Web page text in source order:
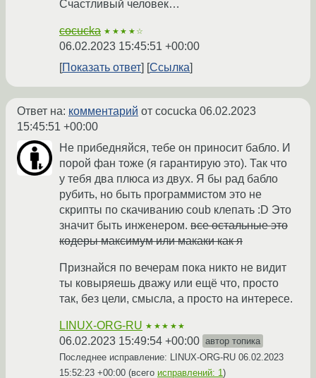
Счастливый человек…
cocucka ★★★★☆
06.02.2023 15:45:51 +00:00
Показать ответ
Ссылка
Ответ на: комментарий от cocucka 06.02.2023
15:45:51 +00:00
Не прибедняйся, тебе он приносит бабло. И
порой фан тоже (я гарантирую это). Так что
у тебя два плюса из двух. Я бы рад бабло
рубить, но быть программистом это не
скрипты по скачиванию coub клепать :D Это
значит быть инженером. все остальные это
кодеры максимум или макаки как я
Признайся по вечерам пока никто не видит
ты ковыряешь дважу или ещё что, просто
так, без цели, смысла, а просто на интересе.
LINUX-ORG-RU ★★★★★
06.02.2023 15:49:54 +00:00 автор топика
Последнее исправление: LINUX-ORG-RU 06.02.2023
15:52:23 +00:00 (всего исправлений: 1 )